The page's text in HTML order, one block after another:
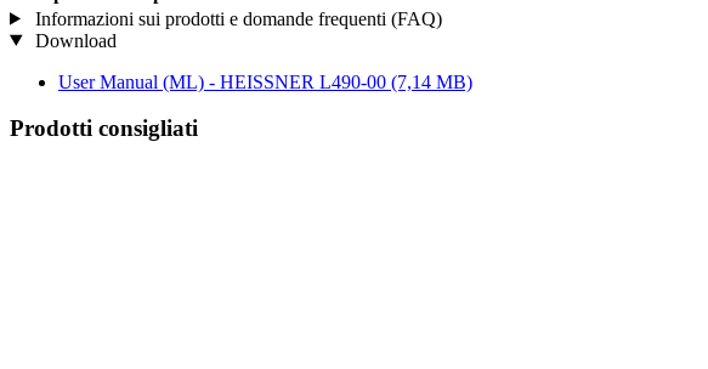
Informazioni sui prodotti e domande frequenti (FAQ)
Download
User Manual (ML) - HEISSNER L490-00 (7,14 MB)
Prodotti consigliati